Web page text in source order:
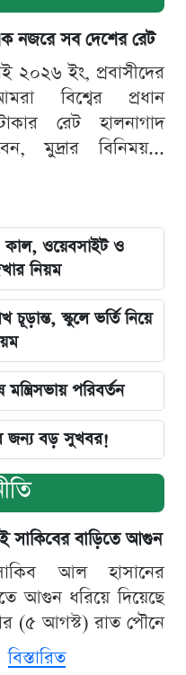
নজরে সব দেশের রেট
ইং, প্রবাসীদের
বিশ্বের প্রধান
রেট হালনাগাদ
মুদ্রার বিনিময়...
ওয়েবসাইট ও
নিয়ম
স্কুলে ভর্তি নিয়ে
পরিবর্তন
জন্য বড় সুখবর!
সাকিবের বাড়িতে আগুন
আল হাসানের
আগুন ধরিয়ে দিয়েছে
(৫ আগস্ট) রাত পৌনে
বিস্তারিত